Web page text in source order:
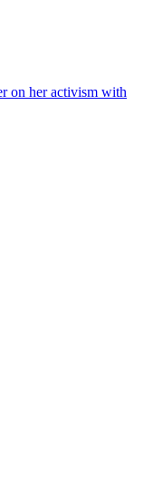
on her activism with